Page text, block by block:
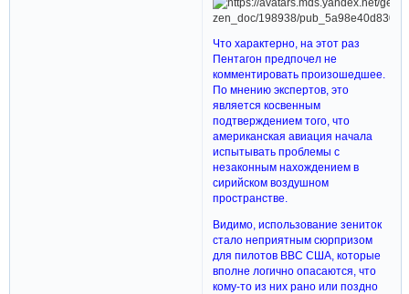
Что характерно, на этот раз
Пентагон предпочел не
комментировать произошедшее.
По мнению экспертов, это
является косвенным
подтверждением того, что
американская авиация начала
испытывать проблемы с
незаконным нахождением в
сирийском воздушном
пространстве.
Видимо, использование зениток
стало неприятным сюрпризом
для пилотов ВВС США, которые
вполне логично опасаются, что
кому-то из них рано или поздно